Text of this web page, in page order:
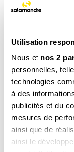
Utilisation
Nous et nos 2
personnelles,
technologies
à des
publicités et du
mesures de
ainsi que de
ainsi le
Voir la réponse